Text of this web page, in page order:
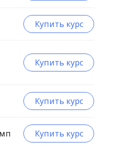
Купить курс
Купить курс
Купить курс
Купить курс